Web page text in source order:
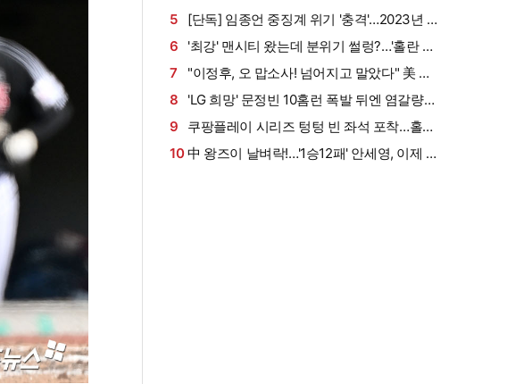
상 초유 '전 경기 폭염취소'
이동…"체력 충전할 시간 보낼 것 같다" [대구 현
장]
5
[단독] 임종언 중징계 위기 '충격'…2023년 폴
란드 女 선수 '14개월 처벌' 꼭 참고해야→이용대
사례와 뭐가 다른가? 선수-연맹 힘 모아야 초신
성 살린다
6
'최강' 맨시티 왔는데 분위기 썰렁?…'홀란 등
1군 빠지고 폭염까지' 흥행 빨간불 [상암 현장]
7
"이정후, 오 맙소사! 넘어지고 말았다" 美 중
계진도 충격…끝내기 패배 부른 LEE 수비 실수
"텍사스가 승리를 훔쳤다"
8
'LG 희망' 문정빈 10홈런 폭발 뒤엔 염갈량의
타격 철학 있었다…"10~25도 각도가 핵심, 배럴
타구는 여기서 나온다" [인천 현장]
9
쿠팡플레이 시리즈 텅텅 빈 좌석 포착…홀란
제외+30도 폭염, '韓 축구 열기' 짓눌렀나 [상암
10 中 왕즈이 날벼락!…'1승12패' 안세영, 이제 준